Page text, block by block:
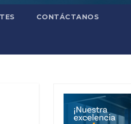
CONTÁCTANOS